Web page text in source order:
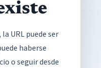
URL puede ser
haberse
o seguir desde